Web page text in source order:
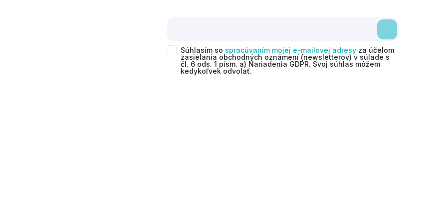
Súhlasím so spracúvaním mojej e-mailovej adresy za účelom
zasielania obchodných oznámení (newsletterov) v súlade s
čl. 6 ods. 1 písm. a) Nariadenia GDPR. Svoj súhlas môžem
kedykoľvek odvolať.